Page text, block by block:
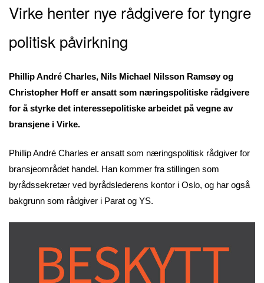
Virke henter nye rådgivere for tyngre
politisk påvirkning
Phillip André Charles, Nils Michael Nilsson Ramsøy og
Christopher Hoff er ansatt som næringspolitiske rådgivere
for å styrke det interessepolitiske arbeidet på vegne av
bransjene i Virke.
Phillip André Charles er ansatt som næringspolitisk rådgiver for
bransjeområdet handel. Han kommer fra stillingen som
byrådssekretær ved byrådslederens kontor i Oslo, og har også
bakgrunn som rådgiver i Parat og YS.